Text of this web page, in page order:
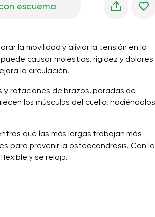
esquema
la movilidad y aliviar la tensión en la
causar molestias, rigidez y dolores
la circulación.
y rotaciones de brazos, paradas de
los músculos del cuello, haciéndolos
que las más largas trabajan más
para prevenir la osteocondrosis. Con la
y se relaja.